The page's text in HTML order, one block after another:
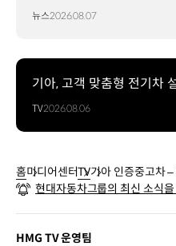
뉴스2026.08.07
기아, 고객 맞춤형 전기차
TV2026.08.06
홈미디어센터TV기아 인증중고차
현대자동차그룹의 최신 소식
HMG TV 운영팀